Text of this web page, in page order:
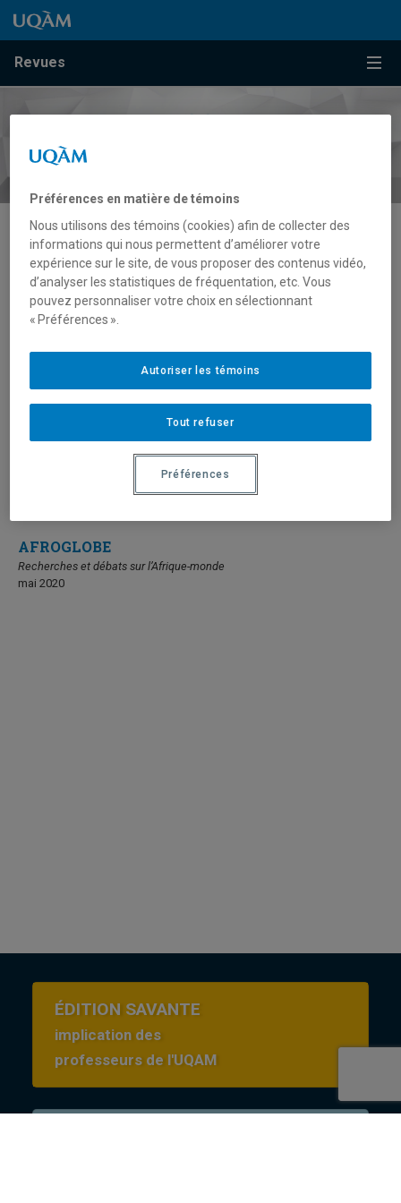
Passer au contenu
Accéder au menu principal
Accéder à la recherche
Passer au contenu
Accéder au menu principal
Revues
ÉDITION SAVANTE
implication des
professeurs de l'UQAM
Pluridisciplinaire
AFROGLOBE
Recherches et débats sur l’Afrique-monde
mai 2020
Préférences en matière de témoins
Nous utilisons des témoins (cookies) afin de collecter des
informations qui nous permettent d’améliorer votre
expérience sur le site, de vous proposer des contenus vidéo,
d’analyser les statistiques de fréquentation, etc. Vous
pouvez personnaliser votre choix en sélectionnant
« Préférences ».
Tout refuser
Autoriser les témoins
Préférences